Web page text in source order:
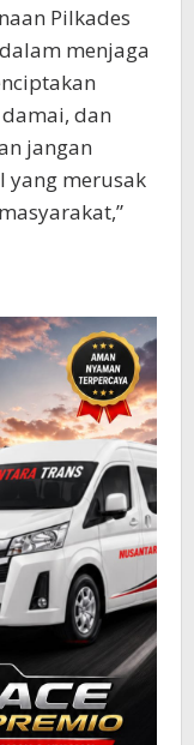
Pilkades
menjaga
dan
jangan
yang merusak